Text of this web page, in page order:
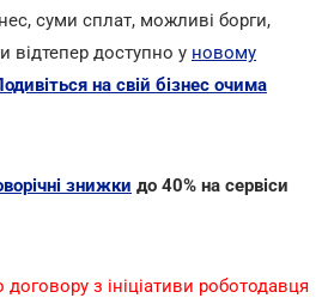
суми сплат, можливі борги,
відтепер доступно у новому
на свій бізнес очима
знижки до 40% на сервіси
з ініціативи роботодавця